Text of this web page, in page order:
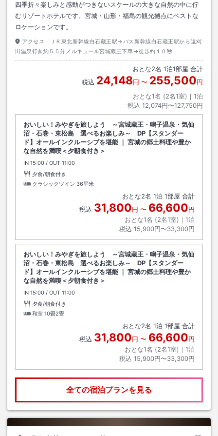
四季折々楽しみと感動がつきないスケールの大きな自然の中に佇
むリゾートホテルです。宮城・山形・福島の観光拠点にベストな
ロケーションです。
アクセス：
ＪＲ東北新幹線白石蔵王駅→バス新幹線白石蔵王駅から遠刈
田温泉行き約５５分メルキュール宮城蔵王下車→徒歩約１０秒
おとな2名 1泊1部屋 合計
税込 24,148円 〜 255,500円
おとな1名 (2名1室)｜ 1泊
税込 12,074円〜127,750円
おいしい！みやぎを旅しよう ～宮城蔵王・鳴子温泉・気仙
沼・石巻・東松島 選べるお楽しみ～ DP【スタンダー
ド】オールインクルーシブを堪能 ｜ 宮城の郷土料理や豊か
な自然を満喫＜夕朝食付き＞
IN チェックイン
15:00 / OUT チェックアウト
11:00
夕食/朝食付き
クラシックツイン 36平米
おとな2名 1泊 1部屋 合計
税込 31,800円 〜 66,600円
おとな1名 (2名1室)｜ 1泊
税込 15,900円〜33,300円
おいしい！みやぎを旅しよう ～宮城蔵王・鳴子温泉・気仙
沼・石巻・東松島 選べるお楽しみ～ DP【スタンダー
ド】オールインクルーシブを堪能 ｜ 宮城の郷土料理や豊か
な自然を満喫＜夕朝食付き＞
IN チェックイン
15:00 / OUT チェックアウト
11:00
夕食/朝食付き
和室 10畳2畳
おとな2名 1泊 1部屋 合計
税込 31,800円 〜 66,600円
おとな1名 (2名1室)｜ 1泊
税込 15,900円〜33,300円
全ての宿泊プランを見る